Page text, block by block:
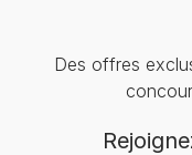
Des offres